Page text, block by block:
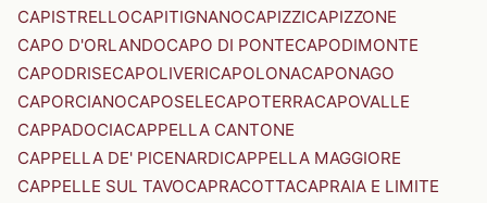
CAPISTRELLOCAPITIGNANOCAPIZZICAPIZZONE
CAPO D'ORLANDOCAPO DI PONTECAPODIMONTE
CAPODRISECAPOLIVERICAPOLONACAPONAGO
CAPORCIANOCAPOSELECAPOTERRACAPOVALLE
CAPPADOCIACAPPELLA CANTONE
CAPPELLA DE' PICENARDICAPPELLA MAGGIORE
CAPPELLE SUL TAVOCAPRACOTTACAPRAIA E LIMITE